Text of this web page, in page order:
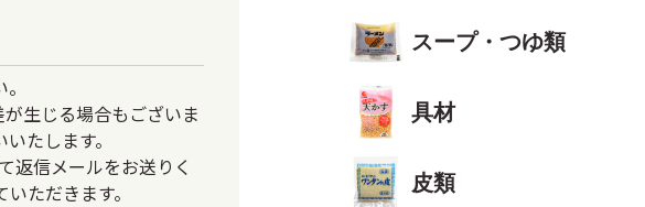
生じる場合もございま
たします。
返信メールをお送りく
ただきます。
スープ・つゆ類
具材
皮類